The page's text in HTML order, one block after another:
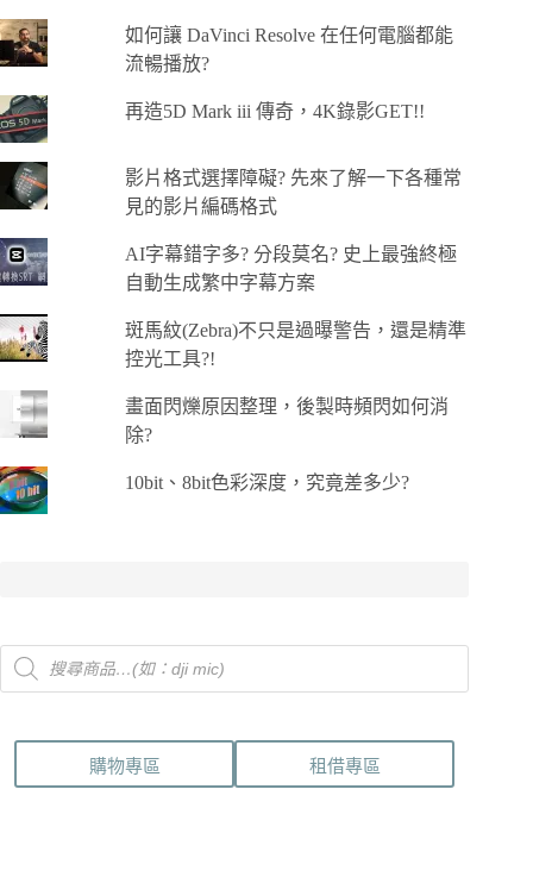
如何讓 DaVinci Resolve 在任何電腦都能
流暢播放?
再造5D Mark iii 傳奇，4K錄影GET!!
影片格式選擇障礙? 先來了解一下各種常
見的影片編碼格式
AI字幕錯字多? 分段莫名? 史上最強終極
自動生成繁中字幕方案
斑馬紋(Zebra)不只是過曝警告，還是精準
控光工具?!
畫面閃爍原因整理，後製時頻閃如何消
除?
10bit、8bit色彩深度，究竟差多少?
Products
search
購物專區 租借專區